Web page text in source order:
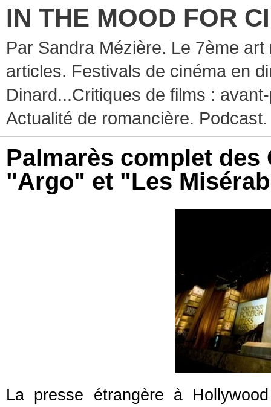
IN THE MOOD FOR
Par Sandra Mézière. Le 7ème
articles. Festivals de cinéma en
Dinard...Critiques de films :
Actualité de romancière. Podcast.
Palmarès complet des
"Argo" et "Les
La presse étrangère à